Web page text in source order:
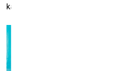
kas ienāk prātā, mazgājoties dušā.